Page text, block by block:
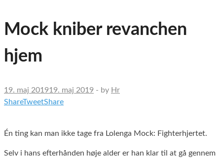
Mock kniber revanchen
hjem
19. maj 201919. maj 2019 - by Hr
ShareTweetShare
Én ting kan man ikke tage fra Lolenga Mock: Fighterhjertet.
Selv i hans efterhånden høje alder er han klar til at gå gennem